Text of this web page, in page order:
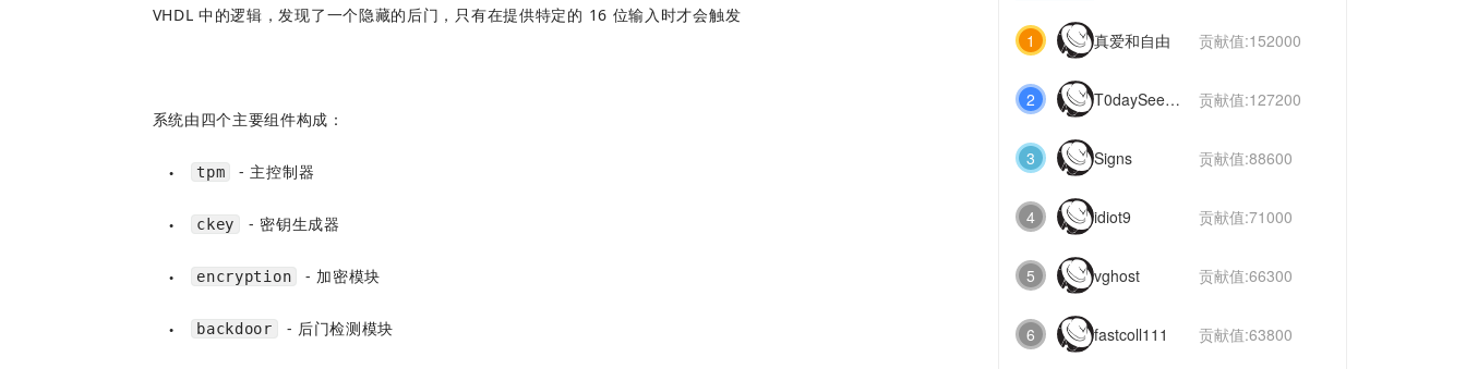
VHDL 中的逻辑，发现了一个隐藏的后门，只有在提供特定的 16 位输入时才会触发
系统由四个主要组件构成：
● tpm - 主控制器
● ckey - 密钥生成器
● encryption - 加密模块
● backdoor - 后门检测模块
1 真爱和自由 贡献值:152000
2 T0daySeeker 贡献值:127200
3 Signs 贡献值:88600
4 idiot9 贡献值:71000
5 vghost 贡献值:66300
6 fastcoll111 贡献值:63800